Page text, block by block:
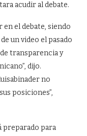
acudir al debate.
en el debate, siendo
un video el pasado
transparencia y
dijo.
no
posiciones”,
preparado para